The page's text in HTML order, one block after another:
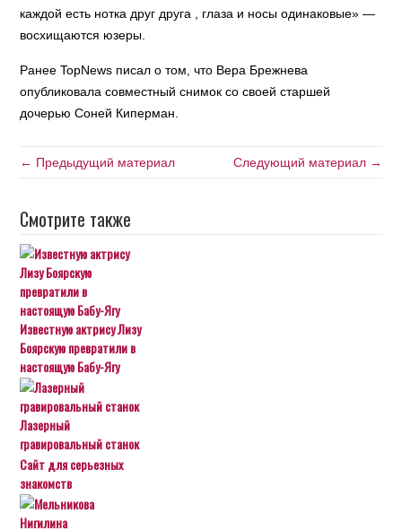
каждой есть нотка друг друга , глаза и носы одинаковые» —
восхищаются юзеры.
Ранее TopNews писал о том, что Вера Брежнева
опубликовала совместный снимок со своей старшей
дочерью Соней Киперман.
← Предыдущий материал Следующий материал →
Смотрите также
Известную актрису Лизу
Боярскую превратили в
настоящую Бабу-Ягу
Лазерный
гравировальный станок
Сайт для серьезных
знакомств